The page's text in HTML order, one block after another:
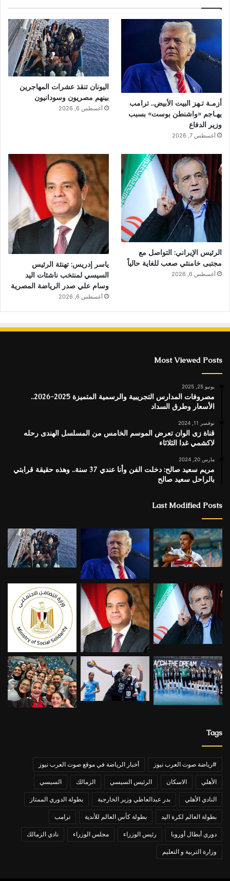
أزمـة تـهز البيت الأبيض.. ترامب
يهـاجم «واشنطن بوست» بسبب
وزير الدفاع
أغسطس 7, 2026
اليونان تنقذ عشرات المهاجرين
بينهم مصريون وسودانيون
أغسطس 6, 2026
الرئيس الإيراني: التواصل مع
مجتبى خامنئي صعب للغاية حالياً
أغسطس 6, 2026
ياسر إدريس: تهنئة الرئيس
السيسي لمنتخب ناشئات اليد
وسام علي صدر الرياضة المصرية
أغسطس 6, 2026
Most Viewed Posts
يونيو 25, 2025
مصروفات المدارس التجريبية والرسمية المتميزة 2025-2026..
الأسعار وطرق السداد
نوفمبر 11, 2024
قناة زى الوان تعرض الموسم الخامس من المسلسل الهندى رحله
لاكشمي غدا الثلاثاء
مارس 20, 2024
مريم سعيد صالح: دخلت الفن وأنا عندي 37 سنة.. وهذه حقيقة قرابتي
بالراحل سعيد صالح
Last Modified Posts
Tags
#رياضة صوت العرب نيوز أخبار الرياضة في موقع صوت العرب نيوز
الأهلي الاسكان الرئيس السيسي الزمالك السيسي
النادي الأهلي بدر عبدالعاطي وزير الخارجية بطولة الدوري الممتاز
بطولة العالم لكرة اليد بطولة كأس العالم للأندية ترامب
دوري أبطال أوروبا رئيس الوزراء مجلس الوزراء نادي الزمالك
وزارة التربية و التعليم